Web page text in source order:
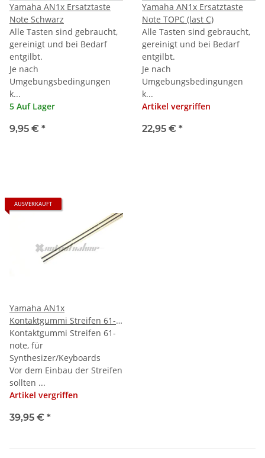
Yamaha AN1x Ersatztaste
Note Schwarz
Alle Tasten sind gebraucht,
gereinigt und bei Bedarf
entgilbt.
Je nach
Umgebungsbedingungen
k...
5 Auf Lager
9,95 € *
Yamaha AN1x Ersatztaste
Note TOPC (last C)
Alle Tasten sind gebraucht,
gereinigt und bei Bedarf
entgilbt.
Je nach
Umgebungsbedingungen
k...
Artikel vergriffen
22,95 € *
AUSVERKAUFT
Yamaha AN1x
Kontaktgummi Streifen 61-
note
Kontaktgummi Streifen 61-
note, für
Synthesizer/Keyboards
Vor dem Einbau der Streifen
sollten ...
Artikel vergriffen
39,95 € *